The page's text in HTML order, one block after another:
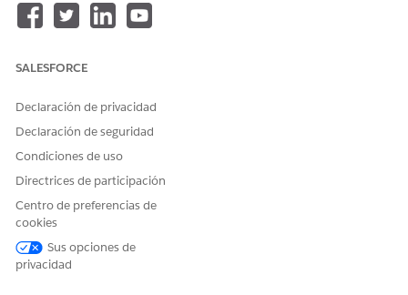
¡Háganos saber cómo podemos mejorar!
SALESFORCE
Declaración de privacidad
Declaración de seguridad
Condiciones de uso
Directrices de participación
Centro de preferencias de
cookies
Sus opciones de
privacidad